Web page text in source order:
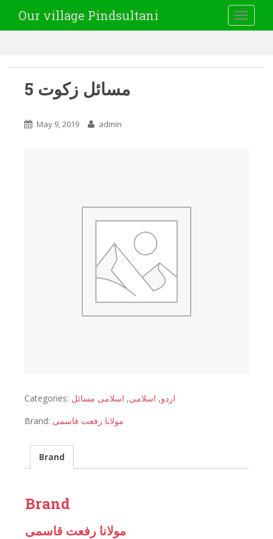
Our village Pindsultani
5 مسائل زکوت
May 9, 2019 admin
Categories: اردو, اسلامی, اسلامی مسائل
Brand: مولانا رفعت قاسمی
Brand
Brand
مولانا رفعت قاسمی